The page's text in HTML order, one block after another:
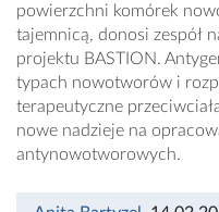
powierzchni komórek
tajemnicą, donosi zespół
projektu BASTION.
typach nowotworów i
terapeutyczne
nowe nadzieje na
antynowotworowych.